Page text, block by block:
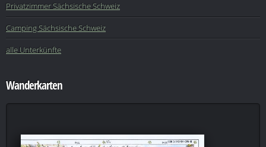
Privatzimmer Sächsische Schweiz
Camping Sächsische Schweiz
alle Unterkünfte
Wanderkarten